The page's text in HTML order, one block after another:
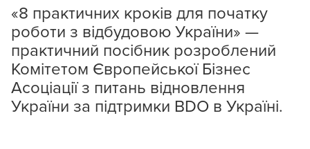
«8 практичних кроків для початку
роботи з відбудовою України» —
практичний посібник розроблений
Комітетом Європейської Бізнес
Асоціаціїз питань відновлення
України за підтримки BDO в Україні.